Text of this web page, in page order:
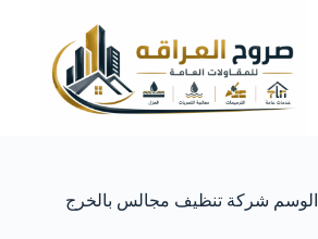
المحتوى
الوسم شركة تنظيف مجالس بالخرج